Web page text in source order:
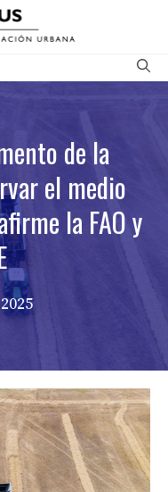
de la
el medio
la FAO y